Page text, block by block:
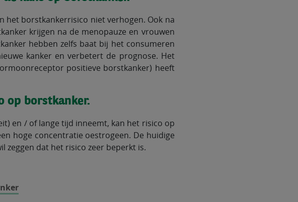
het borstkankerrisico niet verhogen. Ook na
krijgen na de menopauze en vrouwen
hebben zelfs baat bij het consumeren
kanker en verbetert de prognose. Het
positieve borstkanker) heeft
op borstkanker.
en / of lange tijd inneemt, kan het risico op
hoge concentratie oestrogeen. De huidige
zeggen dat het risico zeer beperkt is.